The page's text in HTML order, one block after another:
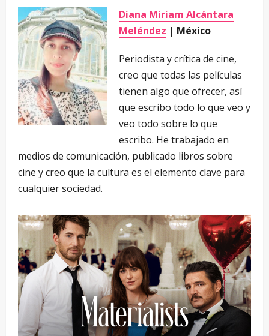
Diana Miriam Alcántara
Meléndez | México
Periodista y crítica de cine,
creo que todas las películas
tienen algo que ofrecer, así
que escribo todo lo que veo y
veo todo sobre lo que
escribo. He trabajado en
medios de comunicación, publicado libros sobre
cine y creo que la cultura es el elemento clave para
cualquier sociedad.